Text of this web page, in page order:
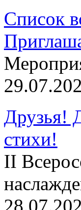
Список
Друзья!
стихи!
II